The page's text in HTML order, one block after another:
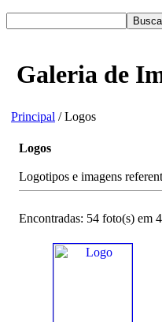
Galeria de
Principal / Logos
Logos
Logotipos e imagens
Encontradas: 54 foto(s) em